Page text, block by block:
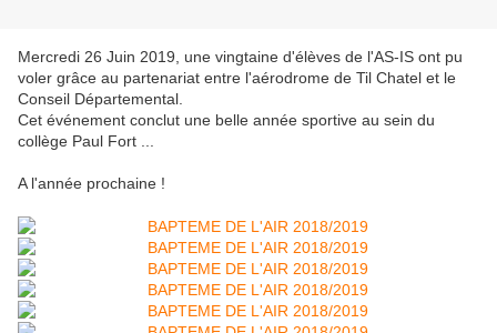
Mercredi 26 Juin 2019, une vingtaine d'élèves de l'AS-IS ont pu
voler grâce au partenariat entre l'aérodrome de Til Chatel et le
Conseil Départemental.
Cet événement conclut une belle année sportive au sein du
collège Paul Fort ...
A l'année prochaine !